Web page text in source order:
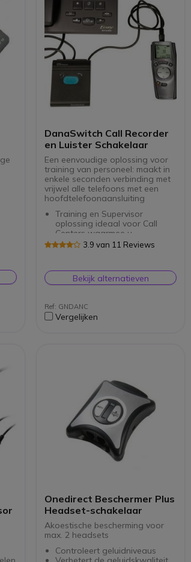
DanaSwitch Call Recorder
en Luister Schakelaar
Een eenvoudige oplossing voor
training van personeel: maakt in
enkele seconden verbinding met
vrijwel alle telefoons met een
hoofdtelefoonaansluiting
Training en Supervisor
oplossing ideaal voor Call
Centers waarmee u
gesprekken kunt opnemen en
Eenvoudig te gebruiken
Legt verbinding via uw
telefoons op de markt
Ref. fabrikant: 8800-00-91
3.9 van 11 Reviews
Bekijk alternatieven
Ref: GNDANC
Vergelijken
Onedirect Beschermer Plus
Headset-schakelaar
Akoestische bescherming voor
max. 2 headsets
Controleert geluidniveaus